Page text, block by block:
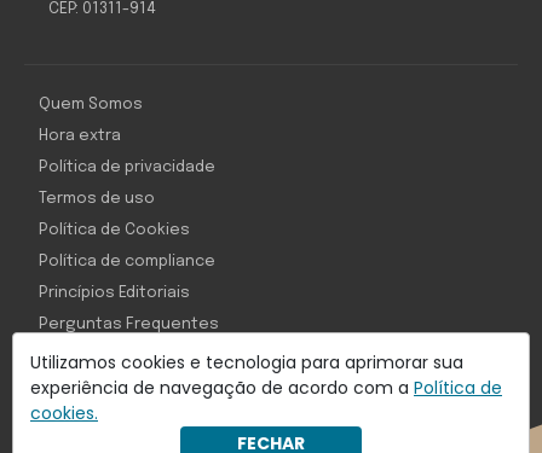
Utilizamos cookies e tecnologia para aprimorar sua
experiência de navegação de acordo com a Política de
cookies.
FECHAR
CEP: 01311-914
Com inteligência e tecnologia:
Object1ve - Marketing Solution
Quem Somos
Hora extra
Política de privacidade
Termos de uso
Política de Cookies
Política de compliance
Princípios Editoriais
Perguntas Frequentes